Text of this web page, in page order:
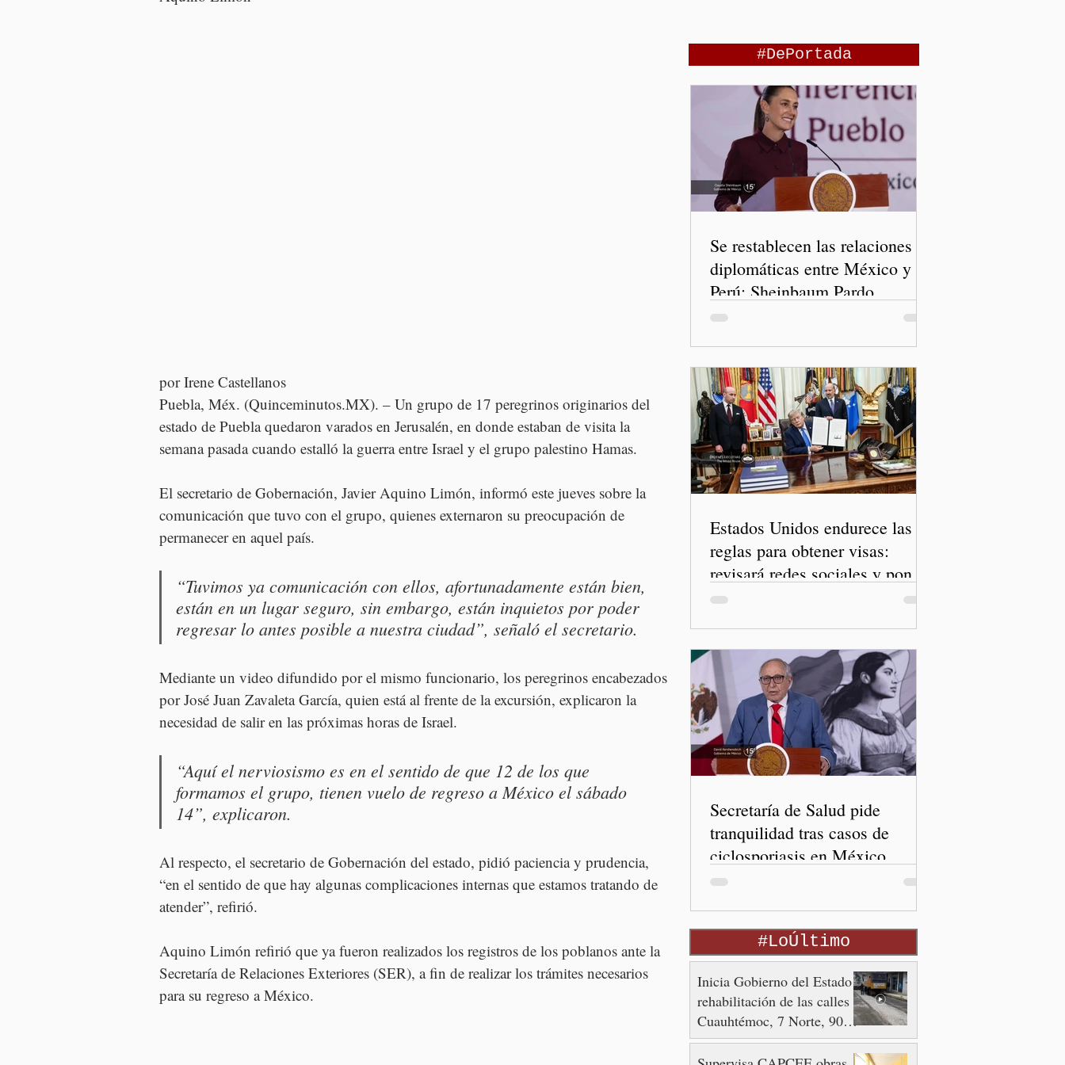
por Irene Castellanos
Puebla, Méx. (Quinceminutos.MX). – Un grupo de 17 peregrinos originarios del
estado de Puebla quedaron varados en Jerusalén, en donde estaban de visita la
semana pasada cuando estalló la guerra entre Israel y el grupo palestino Hamas.
El secretario de Gobernación, Javier Aquino Limón, informó este jueves sobre la
comunicación que tuvo con el grupo, quienes externaron su preocupación de
permanecer en aquel país.
“Tuvimos ya comunicación con ellos, afortunadamente están bien,
están en un lugar seguro, sin embargo, están inquietos por poder
regresar lo antes posible a nuestra ciudad”, señaló el secretario.
Mediante un video difundido por el mismo funcionario, los peregrinos encabezados
por José Juan Zavaleta García, quien está al frente de la excursión, explicaron la
necesidad de salir en las próximas horas de Israel.
“Aquí el nerviosismo es en el sentido de que 12 de los que
formamos el grupo, tienen vuelo de regreso a México el sábado
14”, explicaron.
Al respecto, el secretario de Gobernación del estado, pidió paciencia y prudencia,
“en el sentido de que hay algunas complicaciones internas que estamos tratando de
atender”, refirió.
Aquino Limón refirió que ya fueron realizados los registros de los poblanos ante la
Secretaría de Relaciones Exteriores (SER), a fin de realizar los trámites necesarios
para su regreso a México.
#DePortada
Se restablecen las relaciones
diplomáticas entre México y
Perú: Sheinbaum Pardo
Estados Unidos endurece las
reglas para obtener visas:
revisará redes sociales y pone
freno al Turismo de Nacimiento
Secretaría de Salud pide
tranquilidad tras casos de
ciclosporiasis en México
#LoÚltimo
Inicia Gobierno del Estado
rehabilitación de las calles
Cuauhtémoc, 7 Norte, 90 y
88 Poniente